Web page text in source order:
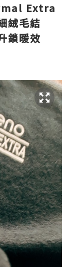
Extra
絨毛結
鎖暖效